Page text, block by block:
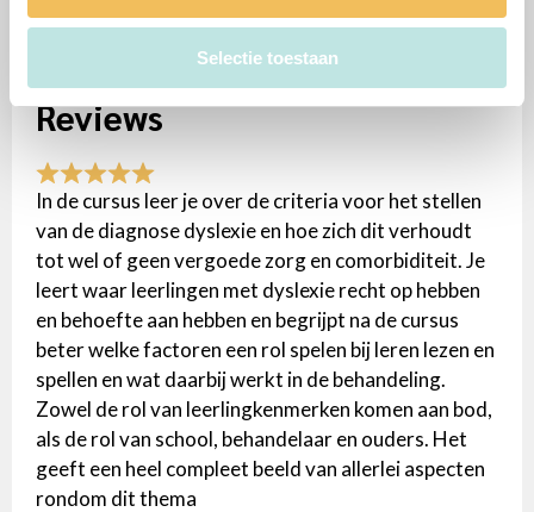
Selectie toestaan
Reviews
In de cursus leer je over de criteria voor het stellen
van de diagnose dyslexie en hoe zich dit verhoudt
tot wel of geen vergoede zorg en comorbiditeit. Je
leert waar leerlingen met dyslexie recht op hebben
en behoefte aan hebben en begrijpt na de cursus
beter welke factoren een rol spelen bij leren lezen en
spellen en wat daarbij werkt in de behandeling.
Zowel de rol van leerlingkenmerken komen aan bod,
als de rol van school, behandelaar en ouders. Het
geeft een heel compleet beeld van allerlei aspecten
rondom dit thema